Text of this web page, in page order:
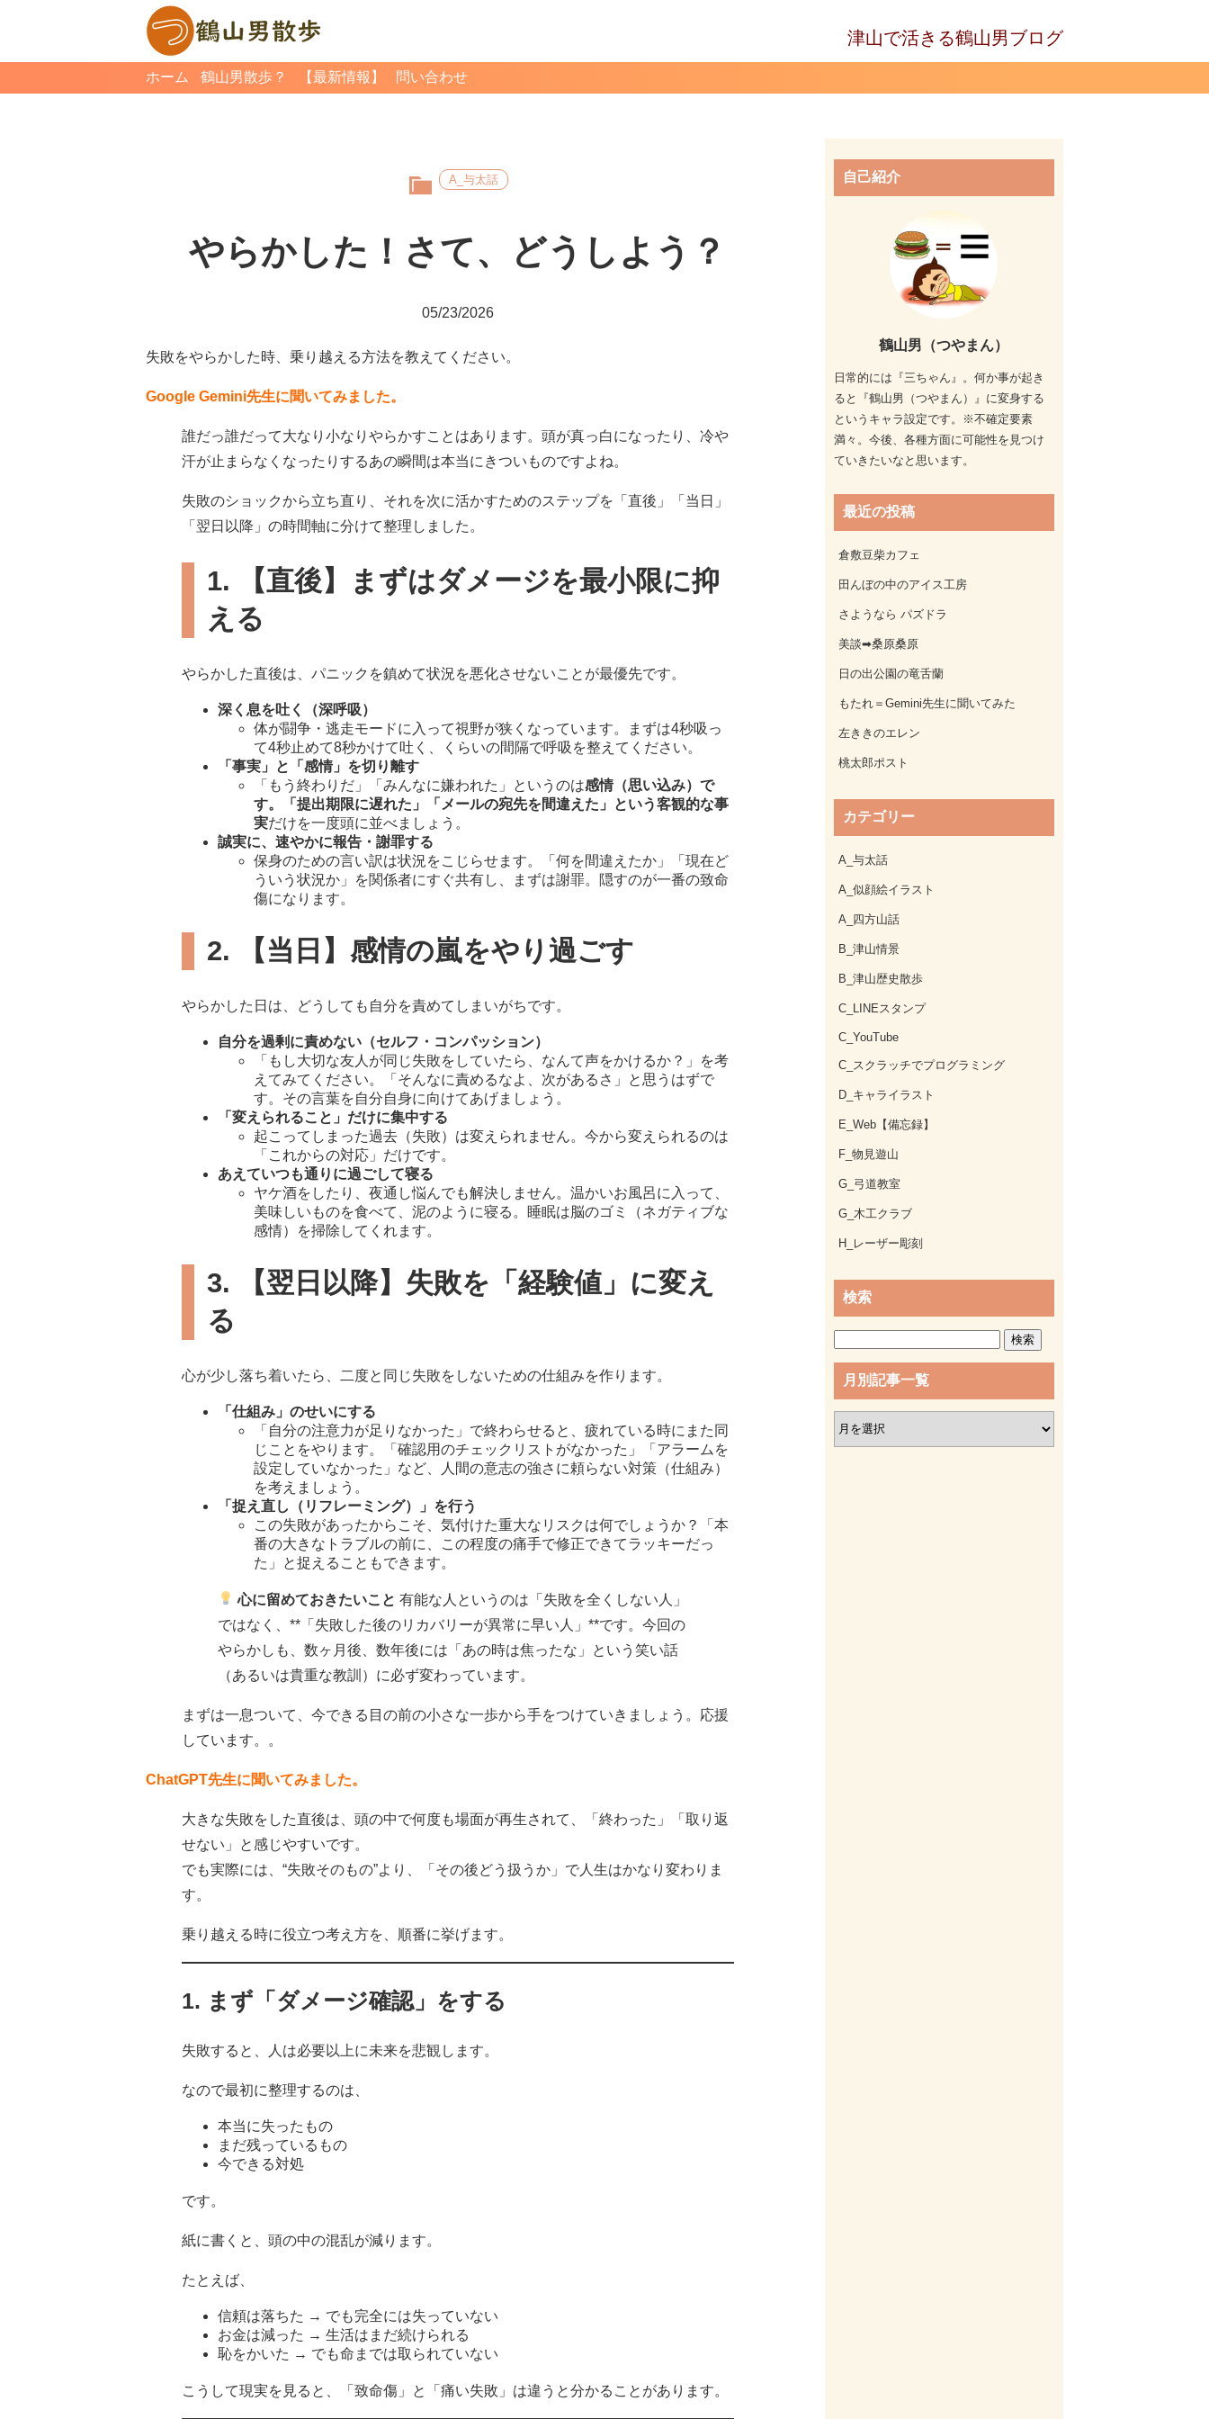
津山で活きる鶴山男ブログ
ホーム 鶴山男散歩？ 【最新情報】 問い合わせ
A_与太話
やらかした！さて、どうしよう？
05/23/2026
失敗をやらかした時、乗り越える方法を教えてください。
Google Gemini先生に聞いてみました。
誰だっ誰だって大なり小なりやらかすことはあります。頭が真っ白になったり、冷や
汗が止まらなくなったりするあの瞬間は本当にきついものですよね。
失敗のショックから立ち直り、それを次に活かすためのステップを「直後」「当日」
「翌日以降」の時間軸に分けて整理しました。
1. 【直後】まずはダメージを最小限に抑
える
やらかした直後は、パニックを鎮めて状況を悪化させないことが最優先です。
深く息を吐く（深呼吸）
体が闘争・逃走モードに入って視野が狭くなっています。まずは4秒吸っ
て4秒止めて8秒かけて吐く、くらいの間隔で呼吸を整えてください。
「事実」と「感情」を切り離す
「もう終わりだ」「みんなに嫌われた」というのは感情（思い込み）で
す。「提出期限に遅れた」「メールの宛先を間違えた」という客観的な事
実だけを一度頭に並べましょう。
誠実に、速やかに報告・謝罪する
保身のための言い訳は状況をこじらせます。「何を間違えたか」「現在ど
ういう状況か」を関係者にすぐ共有し、まずは謝罪。隠すのが一番の致命
傷になります。
2. 【当日】感情の嵐をやり過ごす
やらかした日は、どうしても自分を責めてしまいがちです。
自分を過剰に責めない（セルフ・コンパッション）
「もし大切な友人が同じ失敗をしていたら、なんて声をかけるか？」を考
えてみてください。「そんなに責めるなよ、次があるさ」と思うはずで
す。その言葉を自分自身に向けてあげましょう。
「変えられること」だけに集中する
起こってしまった過去（失敗）は変えられません。今から変えられるのは
「これからの対応」だけです。
あえていつも通りに過ごして寝る
ヤケ酒をしたり、夜通し悩んでも解決しません。温かいお風呂に入って、
美味しいものを食べて、泥のように寝る。睡眠は脳のゴミ（ネガティブな
感情）を掃除してくれます。
3. 【翌日以降】失敗を「経験値」に変え
る
心が少し落ち着いたら、二度と同じ失敗をしないための仕組みを作ります。
「仕組み」のせいにする
「自分の注意力が足りなかった」で終わらせると、疲れている時にまた同
じことをやります。「確認用のチェックリストがなかった」「アラームを
設定していなかった」など、人間の意志の強さに頼らない対策（仕組み）
を考えましょう。
「捉え直し（リフレーミング）」を行う
この失敗があったからこそ、気付けた重大なリスクは何でしょうか？「本
番の大きなトラブルの前に、この程度の痛手で修正できてラッキーだっ
た」と捉えることもできます。
心に留めておきたいこと 有能な人というのは「失敗を全くしない人」
ではなく、**「失敗した後のリカバリーが異常に早い人」**です。今回の
やらかしも、数ヶ月後、数年後には「あの時は焦ったな」という笑い話
（あるいは貴重な教訓）に必ず変わっています。
まずは一息ついて、今できる目の前の小さな一歩から手をつけていきましょう。応援
しています。。
ChatGPT先生に聞いてみました。
大きな失敗をした直後は、頭の中で何度も場面が再生されて、「終わった」「取り返
せない」と感じやすいです。
でも実際には、“失敗そのもの”より、「その後どう扱うか」で人生はかなり変わりま
す。
乗り越える時に役立つ考え方を、順番に挙げます。
1. まず「ダメージ確認」をする
失敗すると、人は必要以上に未来を悲観します。
なので最初に整理するのは、
本当に失ったもの
まだ残っているもの
今できる対処
です。
紙に書くと、頭の中の混乱が減ります。
たとえば、
信頼は落ちた → でも完全には失っていない
お金は減った → 生活はまだ続けられる
恥をかいた → でも命までは取られていない
こうして現実を見ると、「致命傷」と「痛い失敗」は違うと分かることがあります。
自己紹介
鶴山男（つやまん）
日常的には『三ちゃん』。何か事が起き
ると『鶴山男（つやまん）』に変身する
というキャラ設定です。※不確定要素
満々。今後、各種方面に可能性を見つけ
ていきたいなと思います。
最近の投稿
倉敷豆柴カフェ
田んぼの中のアイス工房
さようなら パズドラ
美談➡桑原桑原
日の出公園の竜舌蘭
もたれ＝Gemini先生に聞いてみた
左ききのエレン
桃太郎ポスト
カテゴリー
A_与太話
A_似顔絵イラスト
A_四方山話
B_津山情景
B_津山歴史散歩
C_LINEスタンプ
C_YouTube
C_スクラッチでプログラミング
D_キャライラスト
E_Web【備忘録】
F_物見遊山
G_弓道教室
G_木工クラブ
H_レーザー彫刻
検索
月別記事一覧
別